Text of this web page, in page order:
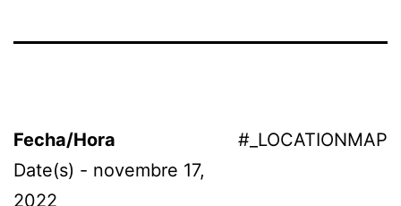
#_LOCATIONMAP
Fecha/Hora
Date(s) - novembre 17,
2022